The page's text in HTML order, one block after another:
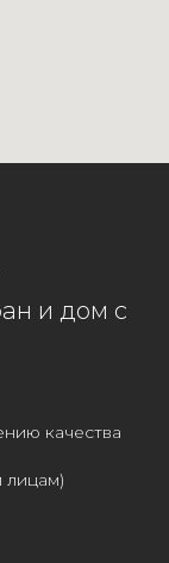
и дом с
качества